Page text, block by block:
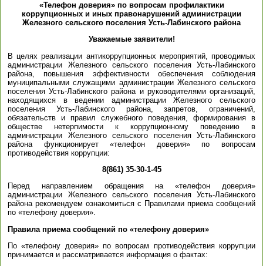
«Телефон доверия» по вопросам профилактики
коррупционных и иных правонарушений администрации
Железного сельского поселения Усть-Лабинского района
Уважаемые заявители!
В целях реализации антикоррупционных мероприятий, проводимых
администрации Железного сельского поселения Усть-Лабинского
района, повышения эффективности обеспечения соблюдения
муниципальными служащими администрации Железного сельского
поселения Усть-Лабинского района и руководителями организаций,
находящихся в ведении администрации Железного сельского
поселения Усть-Лабинского района, запретов, ограничений,
обязательств и правил служебного поведения, формирования в
обществе нетерпимости к коррупционному поведению в
администрации Железного сельского поселения Усть-Лабинского
района функционирует «телефон доверия» по вопросам
противодействия коррупции:
8(861) 35-30-1-45
Перед направлением обращения на «телефон доверия»
администрации Железного сельского поселения Усть-Лабинского
района рекомендуем ознакомиться с Правилами приема сообщений
по «телефону доверия».
Правила приема сообщений по «телефону доверия»
По «телефону доверия» по вопросам противодействия коррупции
принимается и рассматривается информация о фактах: